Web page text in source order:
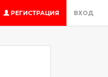
РЕГИСТРАЦИЯ ВХОД